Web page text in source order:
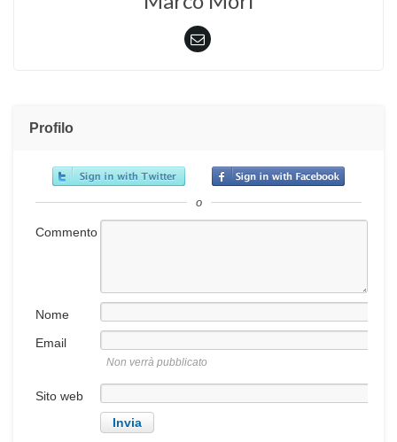
Profilo
o
Commento
Nome
Email
Non verrà pubblicato
Sito web